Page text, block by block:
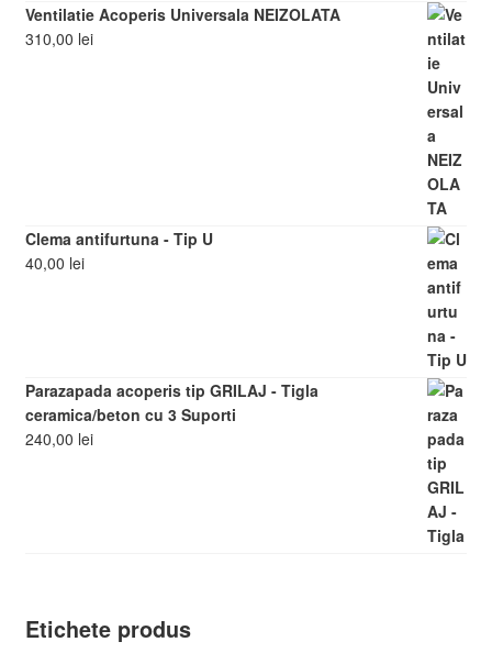
Ventilatie Acoperis Universala NEIZOLATA
310,00 lei
Clema antifurtuna - Tip U
40,00 lei
Parazapada acoperis tip GRILAJ - Tigla
ceramica/beton cu 3 Suporti
240,00 lei
Etichete produs